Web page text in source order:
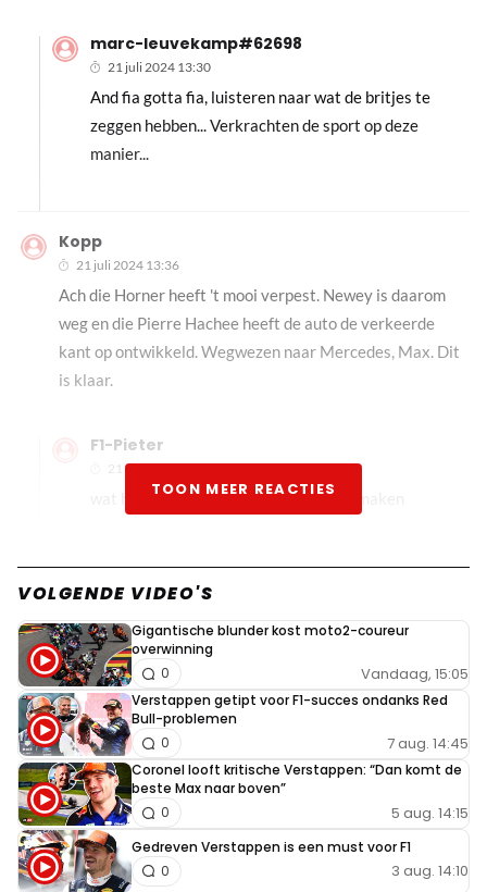
marc-leuvekamp#62698
21 juli 2024 13:30
And fia gotta fia, luisteren naar wat de britjes te
zeggen hebben... Verkrachten de sport op deze
manier...
Kopp
21 juli 2024 13:36
Ach die Horner heeft 't mooi verpest. Newey is daarom
weg en die Pierre Hachee heeft de auto de verkeerde
kant op ontwikkeld. Wegwezen naar Mercedes, Max. Dit
is klaar.
F1-Pieter
21 juli 2024 13:43
wat heeft horner hier nu weer mee te maken
VroomVroom
21 juli 2024 13:51
Alles voor sommigen hier. Overstromingen?
Horner zijn schuld. Stort er een vliegtuig neer
dan komt dat ook door Horner. Oorlog in
Oekraine? Komt ook door Horner. Word er zo
langzamerhand wel een beetje moe van.
Dit bericht is aangepast op:21-07
marc-leuvekamp#62698
21 juli 2024 14:02
TOON MEER REACTIES
VOLGENDE VIDEO'S
Gigantische blunder kost moto2-coureur
overwinning
Vandaag, 15:05
0
Verstappen getipt voor F1-succes ondanks Red
Bull-problemen
7 aug. 14:45
0
Coronel looft kritische Verstappen: “Dan komt de
beste Max naar boven”
5 aug. 14:15
0
Gedreven Verstappen is een must voor F1
3 aug. 14:10
0